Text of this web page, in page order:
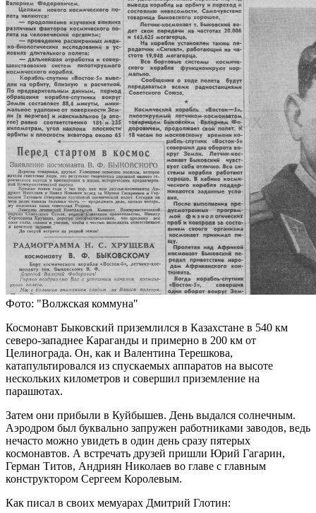
8 августа вражеские БПЛА атаковали промышленное
предприятие в Самарской области
08.08.2026 | 09:02
Фото: "Волжская коммуна"
Космонавт Быковский приземлился в Казахстане в 540 км
северо-западнее Караганды и примерно в 200 км от
Целинограда. Он, как и Валентина Терешкова,
катапультировался из спускаемых аппаратов на высоте
нескольких километров и совершил приземление на
парашютах.
Затем они прибыли в Куйбышев. День выдался солнечным.
Аэродром был буквально запружен работниками заводов, ведь
нечасто можно увидеть в один день сразу пятерых
космонавтов. А встречать друзей пришли Юрий Гагарин,
Герман Титов, Андриян Николаев во главе с главным
конструктором Сергеем Королевым.
Как писал в своих мемуарах Дмитрий Глотин: